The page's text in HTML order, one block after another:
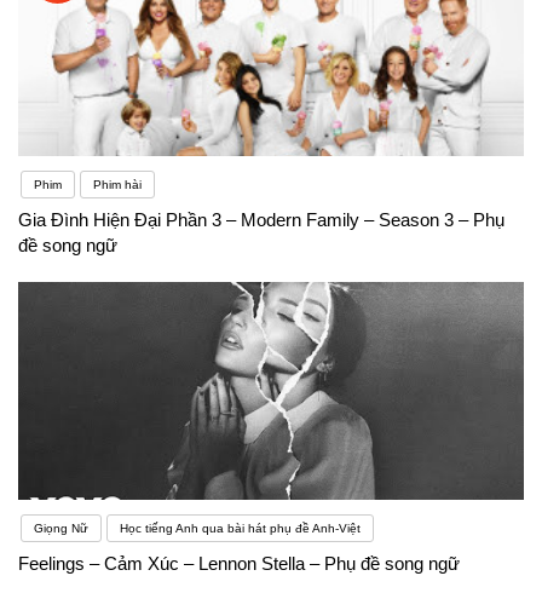
Phim Phim hài
Gia Đình Hiện Đại Phần 3 – Modern Family – Season 3 – Phụ
đề song ngữ
Giọng Nữ Học tiếng Anh qua bài hát phụ đề Anh-Việt
Feelings – Cảm Xúc – Lennon Stella – Phụ đề song ngữ